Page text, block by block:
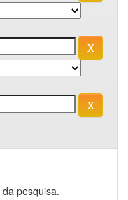
pesquisa.